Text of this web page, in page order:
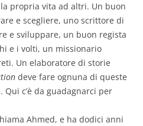
propria vita ad altri. Un buon
e scegliere, uno scrittore di
e sviluppare, un buon regista
e i volti, un missionario
Un elaboratore di storie
deve fare ognuna di queste
c’è da guadagnarci per
Ahmed, e ha dodici anni